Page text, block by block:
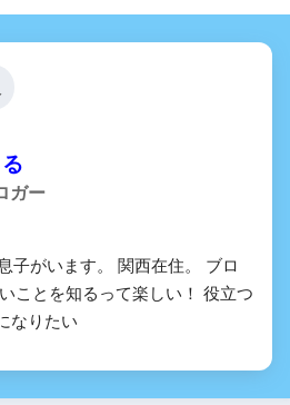
ガー
子がいます。 関西在住。 ブロ
ことを知るって楽しい！ 役立つ
なりたい